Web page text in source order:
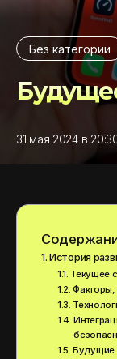
Без категории
31 мая 2024 в
История
Текущее
Факторы,
Будущие